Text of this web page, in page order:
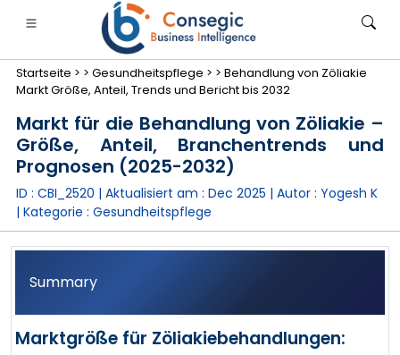
Finanzdienstleistungen und Versicherungen
• Konsumgüter • Energie und Strom
• Fallstudien
Startseite > > Gesundheitspflege > > Behandlung von Zöliakie
Markt Größe, Anteil, Trends und Bericht bis 2032
Markt für die Behandlung von Zöliakie –
Größe, Anteil, Branchentrends und
Prognosen (2025-2032)
ID : CBI_2520 | Aktualisiert am : Dec 2025 | Autor : Yogesh K
| Kategorie : Gesundheitspflege
Summary
Marktgröße für Zöliakiebehandlungen: